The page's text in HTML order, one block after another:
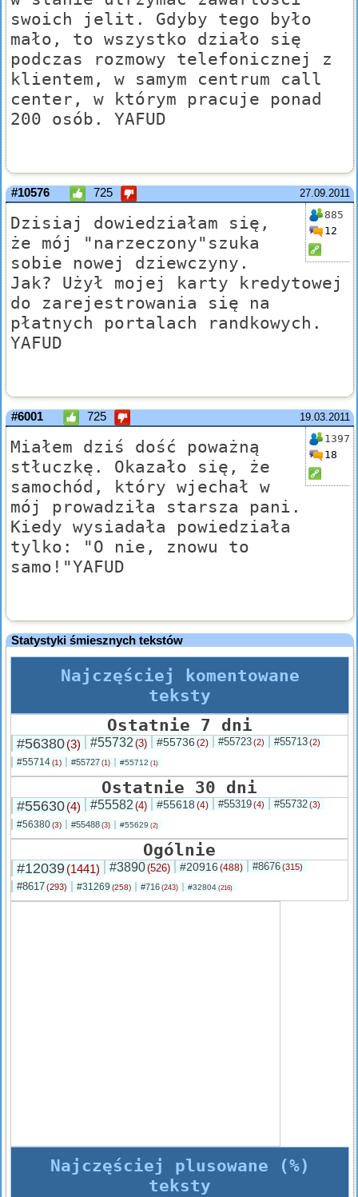
swoich jelit. Gdyby tego było
mało, to wszystko działo się
podczas rozmowy telefonicznej z
klientem, w samym centrum call
center, w którym pracuje ponad
200 osób. YAFUD
27.09.2011
#10576 725
885
12
Dzisiaj dowiedziałam się,
że mój "narzeczony"szuka
sobie nowej dziewczyny.
Jak? Użył mojej karty kredytowej
do zarejestrowania się na
płatnych portalach randkowych.
YAFUD
19.03.2011
#6001 725
1397
18
Miałem dziś dość poważną
stłuczkę. Okazało się, że
samochód, który wjechał w
mój prowadziła starsza pani.
Kiedy wysiadała powiedziała
tylko: "O nie, znowu to
samo!"YAFUD
Statystyki śmiesznych tekstów
Najczęściej komentowane
teksty
Ostatnie 7 dni
#56380(3) #55732 (3) #55736 (2) #55723(2) #55713(2)
#55714(1) #55727 (1) #55712 (1)
Ostatnie 30 dni
#55630(4) #55582 (4) #55618 (4) #55319(4) #55732(3)
#56380(3) #55488 (3) #55629 (2)
Ogólnie
#12039(1441) #3890(526) #20916 (488) #8676(315)
#8617(293) #31269 (258) #716 (243) #32804 (216)
Najczęściej plusowane (%)
teksty